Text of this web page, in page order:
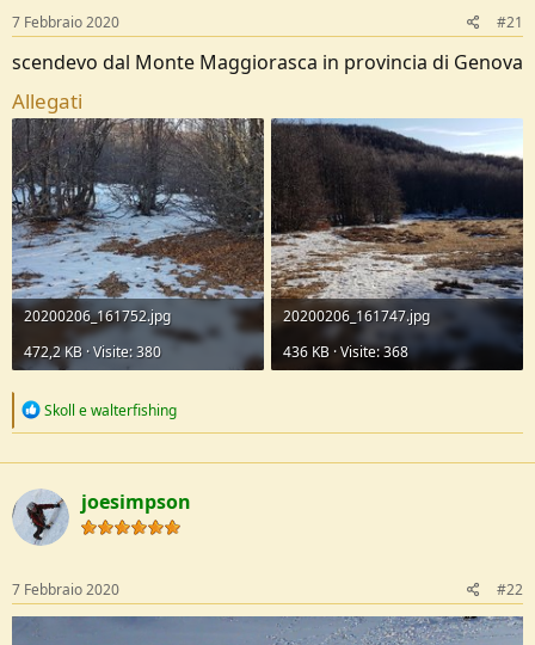
s
c
u
s
s
i
o
n
e
i
o
7 Febbraio 2020 #21
scendevo dal Monte Maggiorasca in provincia di Genova
Allegati
20200206_161752.jpg
472,2 KB · Visite: 380
20200206_161747.jpg
436 KB · Visite: 368
R
c
t
i
o
n
Skoll ewalterfishing
joesimpson
7 Febbraio 2020 #22